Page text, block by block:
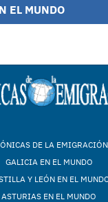
EL MUNDO
DE LA EMIGRACIÓN
GALICIA EN EL MUNDO
Y LEÓN EN EL
ASTURIAS EN EL MUNDO